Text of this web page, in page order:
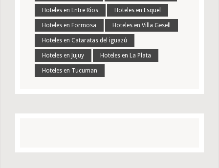
Hoteles en Entre Rios Hoteles en Esquel
Hoteles en Formosa Hoteles en Villa Gesell
Hoteles en Cataratas del iguazú
Hoteles en Jujuy Hoteles en La Plata
Hoteles en Tucuman